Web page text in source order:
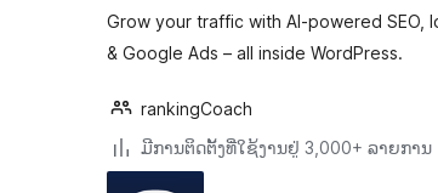
Grow your traffic with AI-powered SEO,
& Google Ads – all inside WordPress.
rankingCoach
ມີການຕິດຕັ້ງທີ່ໃຊ້ງານຢູ່ 3,000+ ລາຍການ